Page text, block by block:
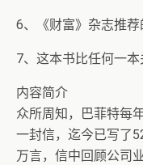
6、《财富》杂志推荐
7、这本书比任何一
内容简介
众所周知，巴菲特每
一封信，迄今已写了
万言，信中回顾公司